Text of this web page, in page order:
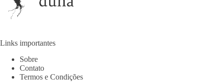
Links importantes
Sobre
Contato
Termos e Condições